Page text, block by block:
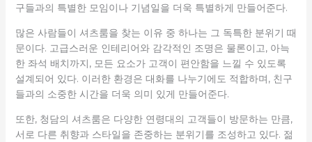
구들과의 특별한 모임이나 기념일을 더욱 특별하게 만들어준다.
많은 사람들이 셔츠룸을 찾는 이유 중 하나는 그 독특한 분위기 때
문이다. 고급스러운 인테리어와 감각적인 조명은 물론이고, 아늑
한 좌석 배치까지, 모든 요소가 고객이 편안함을 느낄 수 있도록
설계되어 있다. 이러한 환경은 대화를 나누기에도 적합하며, 친구
들과의 소중한 시간을 더욱 의미 있게 만들어준다.
또한, 청담의 셔츠룸은 다양한 연령대의 고객들이 방문하는 만큼,
서로 다른 취향과 스타일을 존중하는 분위기를 조성하고 있다. 젊